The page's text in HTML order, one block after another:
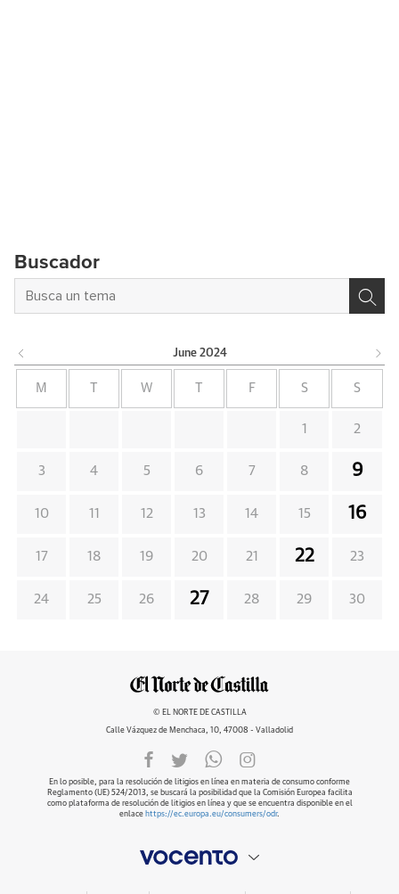
Buscador
June 2024
M W F S S
1 2
3 4 5 6 7 8 9
10 11 12 13 14 15 16
17 18 19 20 21 22 23
24 25 26 27 28 29 30
© EL NORTE DE CASTILLA
Calle Vázquez de Menchaca, 10, 47008 - Valladolid
En lo posible, para la resolución de litigios en línea en materia de consumo conforme
Reglamento (UE) 524/2013, se buscará la posibilidad que la Comisión Europea facilita
como plataforma de resolución de litigios en línea y que se encuentra disponible en el
enlace https://ec.europa.eu/consumers/odr.